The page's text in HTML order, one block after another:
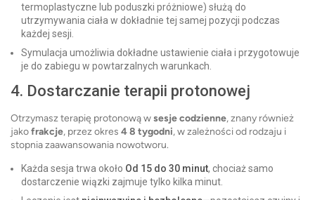
termoplastyczne lub poduszki próżniowe) służą do
utrzymywania ciała w dokładnie tej samej pozycji podczas
każdej sesji.
Symulacja umożliwia dokładne ustawienie ciała i przygotowuje
je do zabiegu w powtarzalnych warunkach.
4. Dostarczanie terapii protonowej
Otrzymasz terapię protonową wsesje codzienne, znany również
jakofrakcje, przez okres 4 8 tygodni, w zależności od rodzaju i
stopnia zaawansowania nowotworu.
Każda sesja trwa około Od 15 do 30 minut, chociaż samo
dostarczenie wiązki zajmuje tylko kilka minut.